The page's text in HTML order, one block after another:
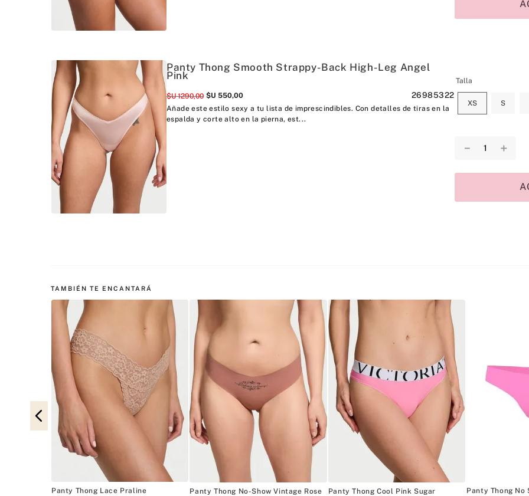
Panty Thong Smooth Strappy-Back High-Leg Angel
Pink
$U 1290,00 $U 550,00 26985322
Añade este estilo sexy a tu lista de imprescindibles. Con detalles de tiras en la
espalda y corte alto en la pierna, est...
Talla
XS S
＋
－
TAMBIÉN TE ENCANTARÁ
Panty Thong Lace Praline
Panty Thong No-Show Vintage Rose
Panty Thong Cool Pink Sugar
Panty Thong No